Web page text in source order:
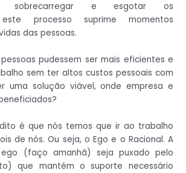
sobrecarregar e esgotar os
este processo suprime momentos
das pessoas.
pudessem ser mais eficientes e
sem ter altos custos pessoais com
uma solução viável, onde empresa e
dito é que nós temos que ir ao trabalho
de nós. Ou seja, o Ego e o Racional. A
(faço amanhã) seja puxado pelo
que mantém o suporte necessário